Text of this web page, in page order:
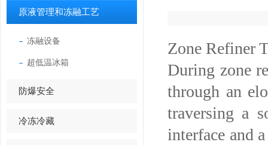
原液管理和冻融工艺
冻融设备
超低温冰箱
防爆安全
冷冻冷藏
Zone Refiner
During zone
through an
traversing a
interface and